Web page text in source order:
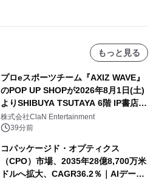
もっと見る
プロeスポーツチーム『AXIZ WAVE』
のPOP UP SHOPが2026年8月1日(土)
よりSHIBUYA TSUTAYA 6階 IP書店で
開催決定！！
株式会社ClaN Entertainment
39分前
コパッケージド・オプティクス
（CPO）市場、2035年28億8,700万米
ドルへ拡大、CAGR36.2％｜AIデータ